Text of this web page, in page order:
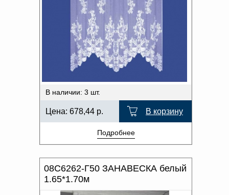
В наличии: 3 шт.
Цена: 678,44 р. В корзину
Подробнее
08С6262-Г50 ЗАНАВЕСКА белый
1.65*1.70м